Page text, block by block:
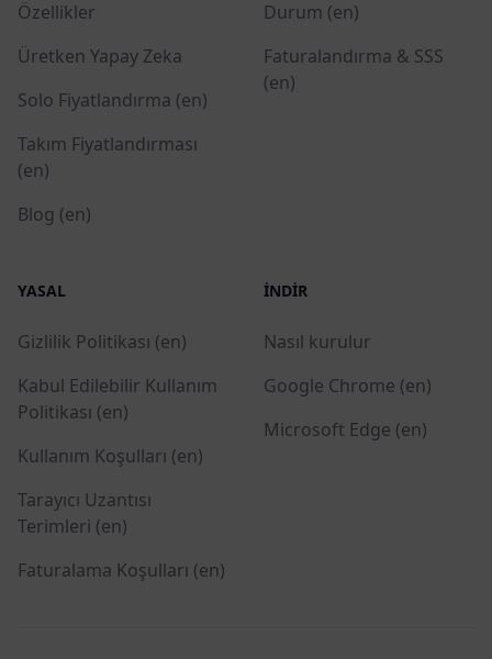
Özellikler
Üretken Yapay Zeka
Solo Fiyatlandırma (en)
Takım Fiyatlandırması
(en)
Blog (en)
Durum (en)
Faturalandırma & SSS
(en)
YASAL
Gizlilik Politikası (en)
Kabul Edilebilir Kullanım
Politikası (en)
Kullanım Koşulları (en)
Tarayıcı Uzantısı
Terimleri (en)
Faturalama Koşulları (en)
İNDIR
Nasıl kurulur
Google Chrome (en)
Microsoft Edge (en)